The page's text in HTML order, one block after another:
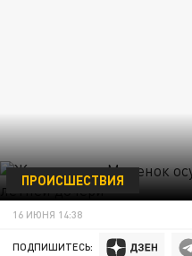
ПРОИСШЕСТВИЯ
16 ИЮНЯ 14:38
ПОДПИШИТЕСЬ: